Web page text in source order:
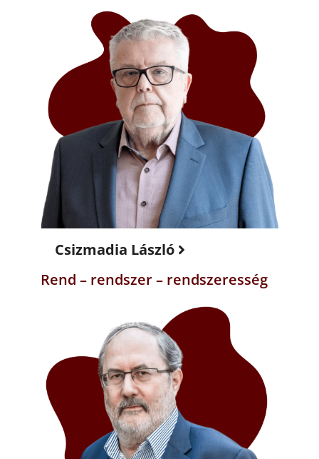
Csizmadia László
Rend – rendszer – rendszeresség